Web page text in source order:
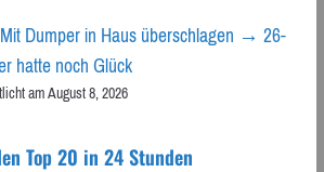
Dumper in Haus überschlagen → 26-
hatte noch Glück
am August 8, 2026
Top 20 in 24 Stunden